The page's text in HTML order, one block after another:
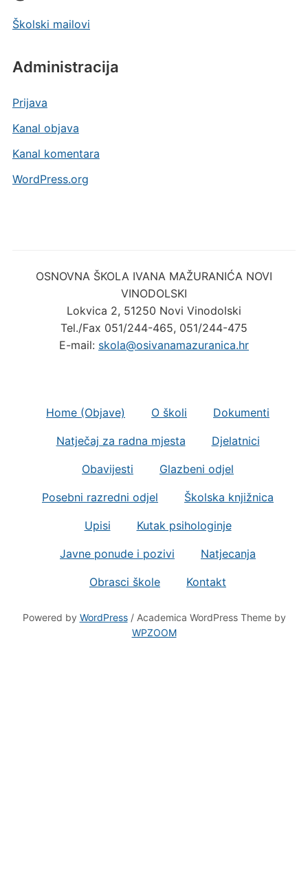
Školski mailovi
Administracija
Prijava
Kanal objava
Kanal komentara
WordPress.org
OSNOVNA ŠKOLA IVANA MAŽURANIĆA NOVI
VINODOLSKI
Lokvica 2, 51250 Novi Vinodolski
Tel./Fax 051/244-465, 051/244-475
E-mail: skola@osivanamazuranica.hr
Home (Objave) O školi Dokumenti
Natječaj za radna mjesta Djelatnici
Obavijesti Glazbeni odjel
Posebni razredni odjel Školska knjižnica
Upisi Kutak psihologinje
Javne ponude i pozivi Natjecanja
Obrasci škole Kontakt
Powered by WordPress
/ Academica WordPress Theme by
WPZOOM